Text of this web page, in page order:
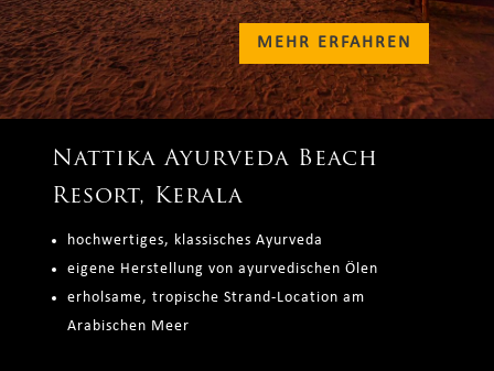
Nattika Ayurveda Beach
Resort, Kerala
hochwertiges, klassisches Ayurveda
eigene Herstellung von ayurvedischen Ölen
erholsame, tropische Strand-Location am
Arabischen Meer
MEHR ERFAHREN